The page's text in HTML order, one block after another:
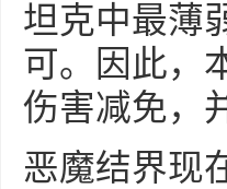
坦克中最薄
可。因此，
伤害减免，
恶魔结界现